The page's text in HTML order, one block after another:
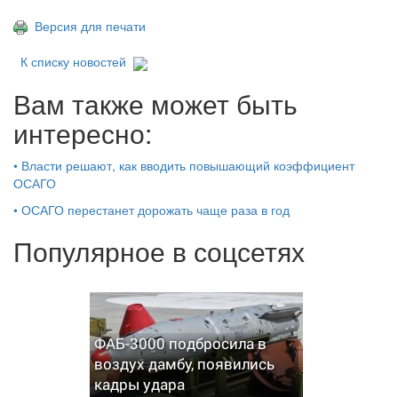
Версия для печати
К списку новостей
Вам также может быть
интересно:
• Власти решают, как вводить повышающий коэффициент
ОСАГО
• ОСАГО перестанет дорожать чаще раза в год
Популярное в соцсетях
ФАБ-3000 подбросила в
воздух дамбу, появились
кадры удара